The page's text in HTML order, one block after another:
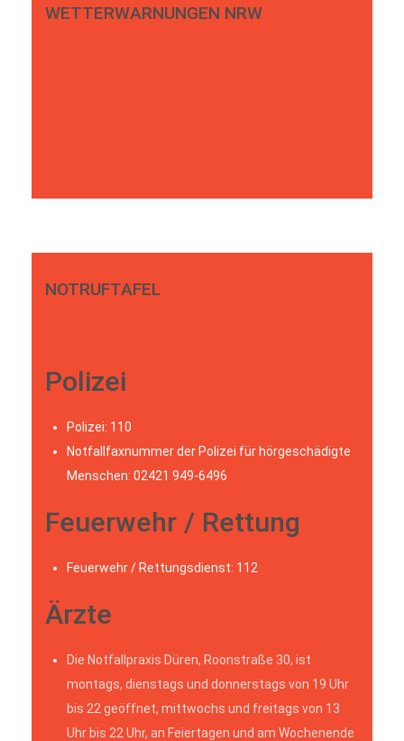
WETTERWARNUNGEN NRW
NOTRUFTAFEL
Polizei
Polizei: 110
Notfallfaxnummer der Polizei für hörgeschädigte
Menschen: 02421 949-6496
Feuerwehr / Rettung
Feuerwehr / Rettungsdienst: 112
Ärzte
Die Notfallpraxis Düren, Roonstraße 30, ist
montags, dienstags und donnerstags von 19 Uhr
bis 22 geöffnet, mittwochs und freitags von 13
Uhr bis 22 Uhr, an Feiertagen und am Wochenende